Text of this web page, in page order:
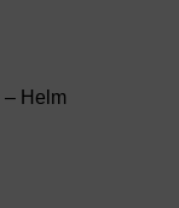
– Helm